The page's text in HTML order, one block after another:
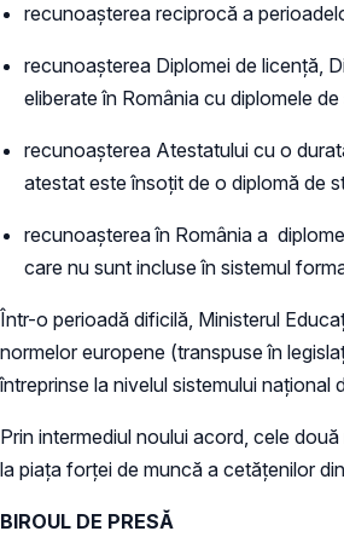
recunoașterea reciprocă a
recunoașterea Diplomei de licență,
eliberate în România cu diplomele
recunoașterea Atestatului cu o
atestat este însoțit de o diplomă de
recunoașterea în România a
care nu sunt incluse în sistemul
Într-o perioadă dificilă, Ministerul
normelor europene (transpuse în
întreprinse la nivelul sistemului național
Prin intermediul noului acord, cele
la piața forței de muncă a cetățenilor
BIROUL DE PRESĂ